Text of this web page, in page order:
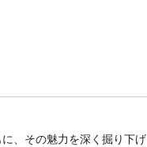
、その魅力を深く掘り下げ